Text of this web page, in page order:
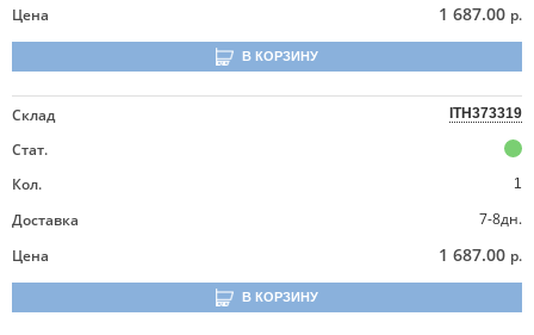
Цена
1 687.00 р.
В КОРЗИНУ
Склад ITH373319
Стат.
Кол.
1
Доставка
7-8дн.
Цена
1 687.00 р.
В КОРЗИНУ